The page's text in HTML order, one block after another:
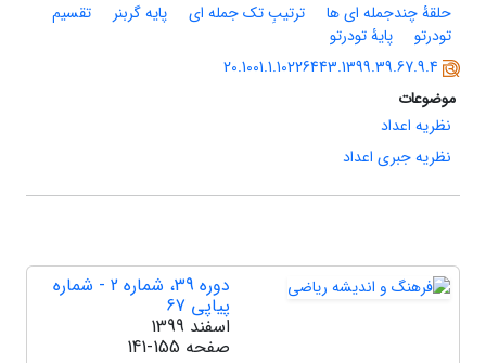
حلقۀ چندجمله ای ها
ترتیبِ تک جمله ای پایه گربنر
تقسیم
تودرتو
پایۀ تودرتو
20.1001.1.10226443.1399.39.67.9.4
موضوعات
نظریه اعداد
نظریه جبری اعداد
دوره 39، شماره 2 - شماره
پیاپی 67
اسفند 1399
صفحه 141-155